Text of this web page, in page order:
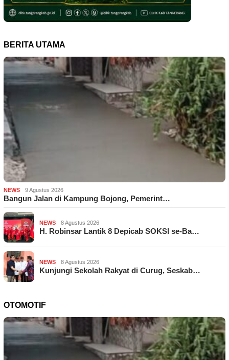
BERITA UTAMA
NEWS 9 Agustus 2026
Bangun Jalan di Kampung Bojong, Pemerint…
NEWS 8 Agustus 2026
H. Robinsar Lantik 8 Depicab SOKSI se-Ba…
NEWS 8 Agustus 2026
Kunjungi Sekolah Rakyat di Curug, Seskab…
OTOMOTIF